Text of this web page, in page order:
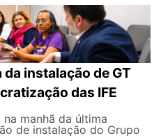
instalação de GT
das IFE
manhã da última
de instalação do Grupo